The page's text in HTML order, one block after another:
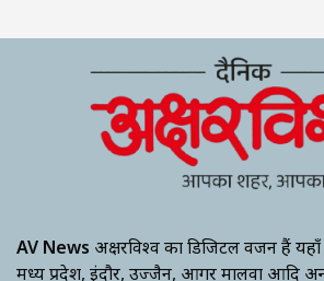
AV News अक्षरविश्व का डिजिटल वर्जन हैं
मध्य प्रदेश, इंदौर, उज्जैन, आगर मालवा आदि